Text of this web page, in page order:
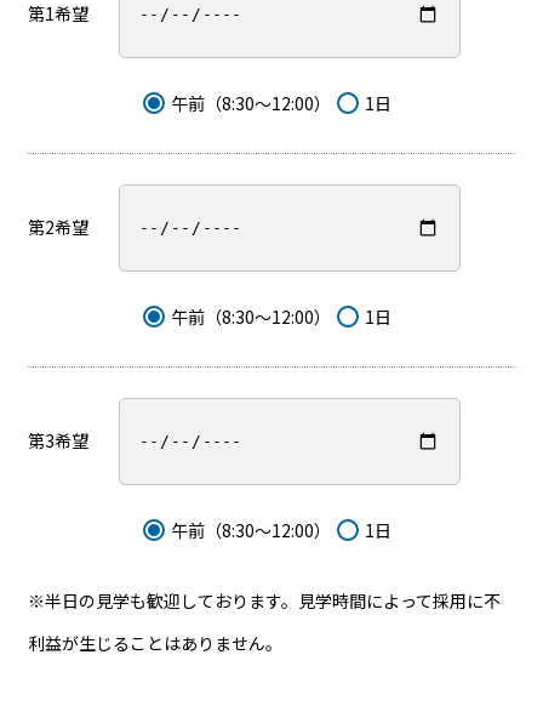
第1希望
午前（8:30〜12:00） 1日
第2希望
午前（8:30〜12:00） 1日
第3希望
午前（8:30〜12:00） 1日
※半日の見学も歓迎しております。見学時間によって採用に不
利益が生じることはありません。